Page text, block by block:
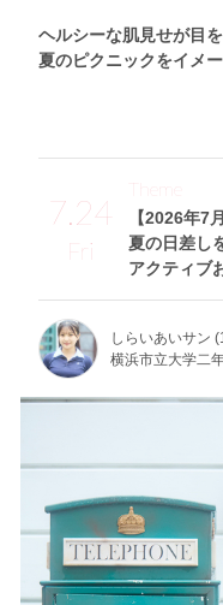
ヘルシーな肌見せが目
夏のピクニックをイメ
7.24
Fri
【2026年7
夏の日差し
アクティブ
Theme
しらいあいサン
横浜市立大学二